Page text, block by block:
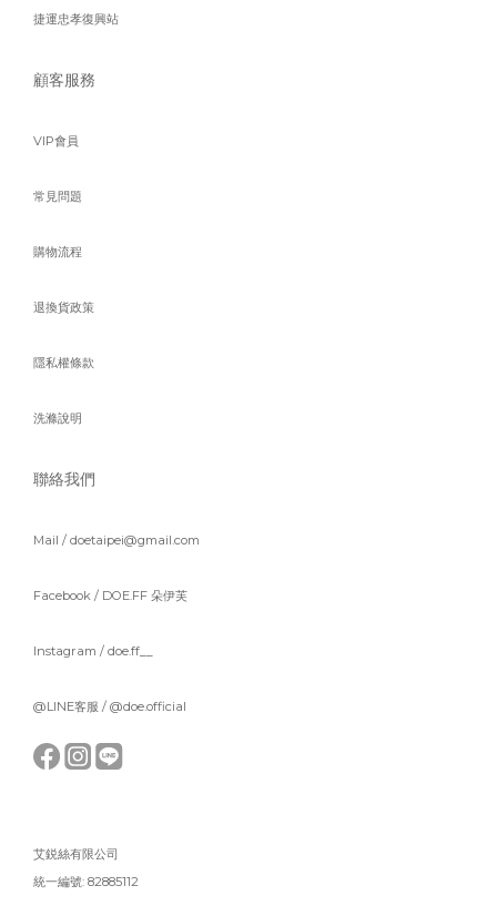
捷運忠孝復興站
顧客服務
VIP會員
常見問題
購物流程
退換貨政策
隱私權條款
洗滌說明
聯絡我們
Mail / doetaipei@gmail.com
Facebook / DOE.FF 朵伊芙
Instagram / doe.ff__
@LINE客服 / @doe.official
艾鋭絲有限公司
統一編號: 82885112